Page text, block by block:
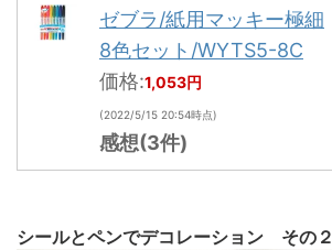
ゼブラ/紙用マッキー極細
8色セット/WYTS5-8C
価格:1,053円
(2022/5/15 20:54時点)
感想(3件)
シールとペンでデコレーション その２